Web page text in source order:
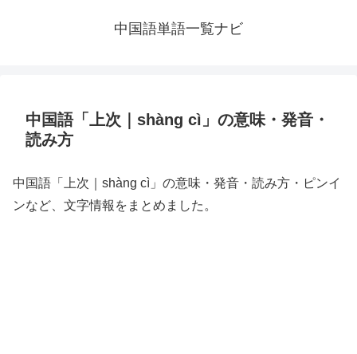
中国語単語一覧ナビ
中国語「上次｜shàng cì」の意味・発音・
読み方
中国語「上次｜shàng cì」の意味・発音・読み方・ピンイ
ンなど、文字情報をまとめました。